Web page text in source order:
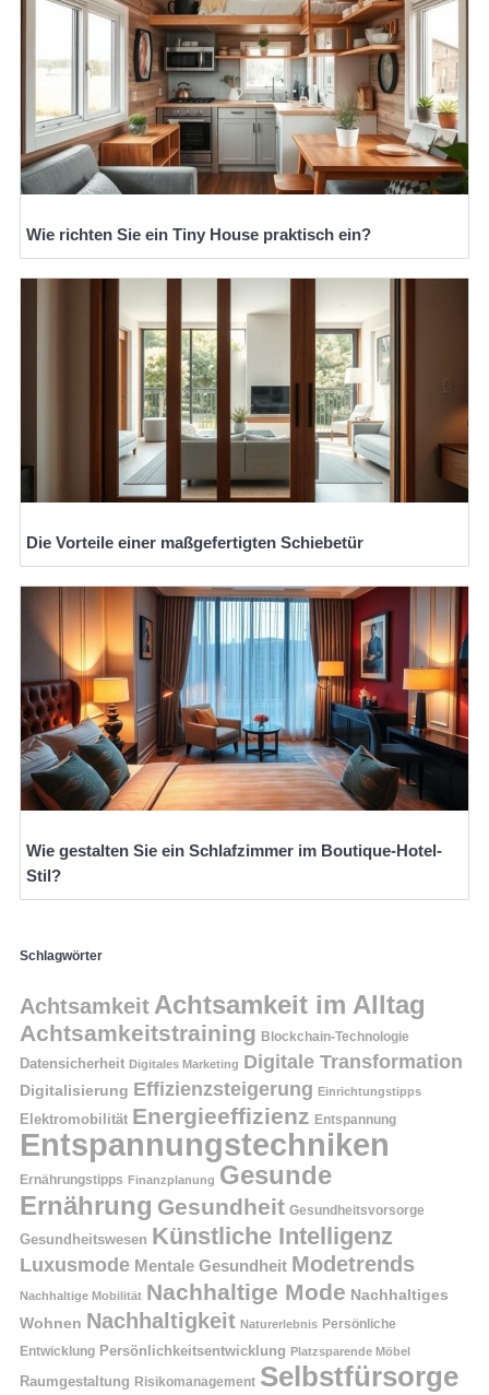
Wie richten Sie ein Tiny House praktisch ein?
Die Vorteile einer maßgefertigten Schiebetür
Wie gestalten Sie ein Schlafzimmer im Boutique-Hotel-
Stil?
Schlagwörter
Achtsamkeit Achtsamkeit im Alltag
Achtsamkeitstraining Blockchain-Technologie
Datensicherheit Digitales Marketing Digitale Transformation
Digitalisierung Effizienzsteigerung Einrichtungstipps
Elektromobilität Energieeffizienz Entspannung
Entspannungstechniken
Ernährungstipps Finanzplanung Gesunde
Ernährung Gesundheit Gesundheitsvorsorge
Gesundheitswesen Künstliche Intelligenz
Luxusmode Mentale Gesundheit Modetrends
Nachhaltige Mobilität Nachhaltige Mode Nachhaltiges
Wohnen Nachhaltigkeit Naturerlebnis Persönliche
Entwicklung Persönlichkeitsentwicklung Platzsparende Möbel
Raumgestaltung Risikomanagement Selbstfürsorge